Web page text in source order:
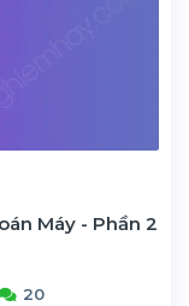
Máy - Phần 2
20